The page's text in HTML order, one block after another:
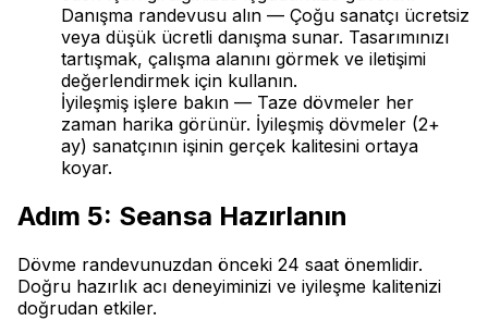
Danışma randevusu alın — Çoğu sanatçı ücretsiz
veya düşük ücretli danışma sunar. Tasarımınızı
tartışmak, çalışma alanını görmek ve iletişimi
değerlendirmek için kullanın.
İyileşmiş işlere bakın — Taze dövmeler her
zaman harika görünür. İyileşmiş dövmeler (2+
ay) sanatçının işinin gerçek kalitesini ortaya
koyar.
Adım 5: Seansa Hazırlanın
Dövme randevunuzdan önceki 24 saat önemlidir.
Doğru hazırlık acı deneyiminizi ve iyileşme kalitenizi
doğrudan etkiler.